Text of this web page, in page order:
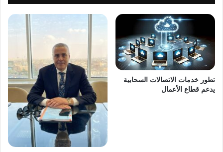
تطور خدمات الاتصالات السحابية
يدعم قطاع الأعمال